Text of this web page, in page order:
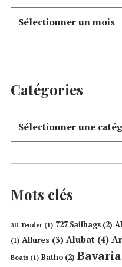
Catégories
Mots clés
3D Tender (1) 727 Sailbags (2)
(1) Allures (3) Alubat (4)
Boats (1) Batho (2) Bavaria